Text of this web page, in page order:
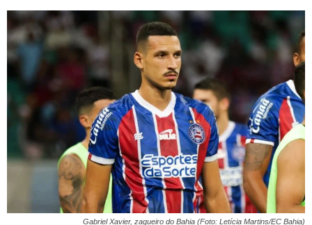
Gabriel Xavier, zagueiro do Bahia (Foto: Letícia Martins/EC Bahia)